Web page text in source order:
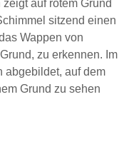
auf rotem Grund
sitzend einen
Wappen von
zu erkennen. Im
abgebildet, auf dem
Grund zu sehen